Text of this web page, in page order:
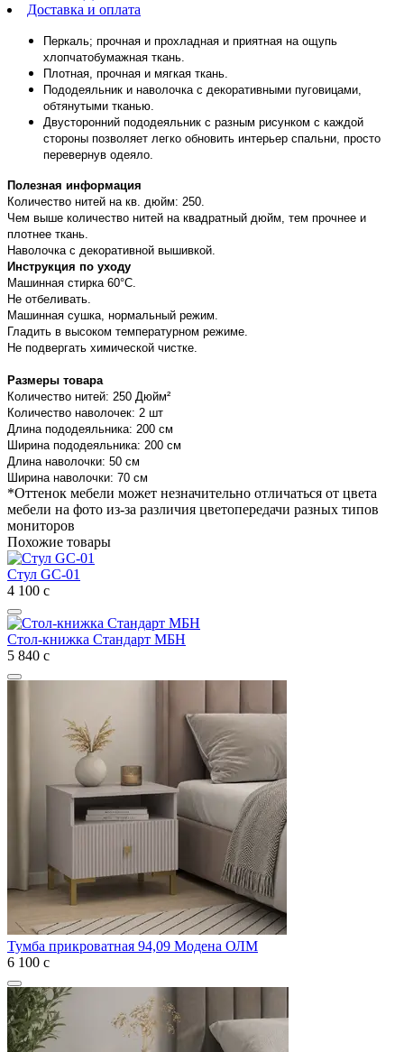
Доставка и оплата
Перкаль; прочная и прохладная и приятная на ощупь
хлопчатобумажная ткань.
Плотная, прочная и мягкая ткань.
Пододеяльник и наволочка с декоративными пуговицами,
обтянутыми тканью.
Двусторонний пододеяльник с разным рисунком с каждой
стороны позволяет легко обновить интерьер спальни, просто
перевернув одеяло.
Полезная информация
Количество нитей на кв. дюйм: 250.
Чем выше количество нитей на квадратный дюйм, тем прочнее и
плотнее ткань.
Наволочка с декоративной вышивкой.
Инструкция по уходу
Машинная стирка 60°С.
Не отбеливать.
Машинная сушка, нормальный режим.
Гладить в высоком температурном режиме.
Не подвергать химической чистке.
Размеры товара
Количество нитей: 250 Дюйм²
Количество наволочек: 2 шт
Длина пододеяльника: 200 см
Ширина пододеяльника: 200 см
Длина наволочки: 50 см
Ширина наволочки: 70 см
*Оттенок мебели может незначительно отличаться от цвета
мебели на фото из-за различия цветопередачи разных типов
мониторов
Похожие товары
Стул GC-01
4 100 с
Стол-книжка Стандарт МБН
5 840 с
Тумба прикроватная 94,09 Модена ОЛМ
6 100 с